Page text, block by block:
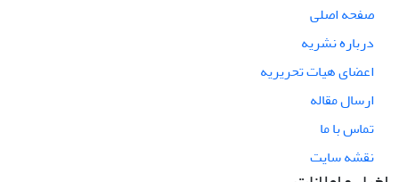
صفحه اصلی
درباره نشریه
اعضای هیات تحریریه
ارسال مقاله
تماس با ما
نقشه سایت